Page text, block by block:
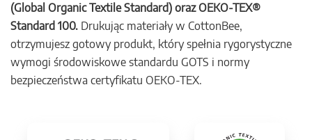
(Global Organic Textile Standard) oraz OEKO-TEX®
Standard 100. Drukując materiały w CottonBee,
otrzymujesz gotowy produkt, który spełnia rygorystyczne
wymogi środowiskowe standardu GOTS i normy
bezpieczeństwa certyfikatu OEKO-TEX.